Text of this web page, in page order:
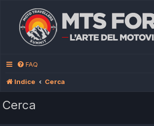
FAQ
Indice Cerca
Cerca